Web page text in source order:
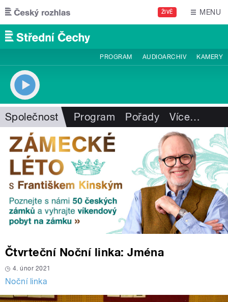
Přejít k hlavnímu obsahu
ŽIVĚ MENU
PROGRAM AUDIOARCHIV KAMERY
Společnost Program Pořady Více…
Čtvrteční Noční linka: Jména
4. únor 2021
Noční linka